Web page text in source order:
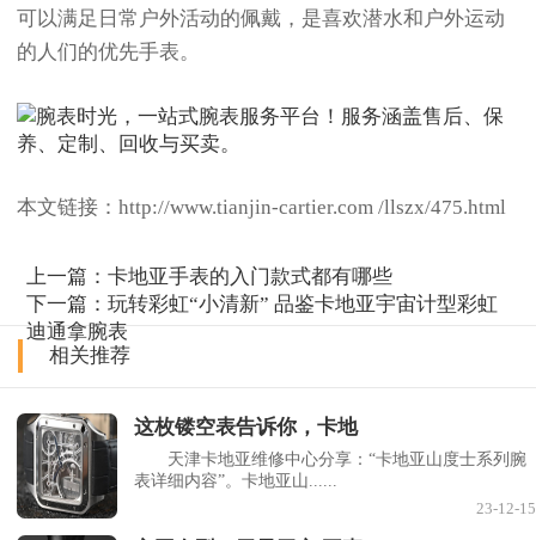
可以满足日常户外活动的佩戴，是喜欢潜水和户外运动
的人们的优先手表。
本文链接：http://www.tianjin-cartier.com /llszx/475.html
上一篇：卡地亚手表的入门款式都有哪些
下一篇：玩转彩虹“小清新” 品鉴卡地亚宇宙计型彩虹
迪通拿腕表
相关推荐
这枚镂空表告诉你，卡地
天津卡地亚维修中心分享：“卡地亚山度士系列腕
表详细内容”。卡地亚山......
23-12-15